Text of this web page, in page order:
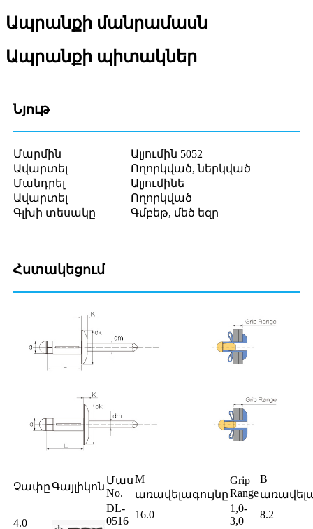
Ապրանքի մանրամասն
Ապրանքի պիտակներ
Նյութ
Մարմին
Ալյումին 5052
Ավարտել
Ողորկված, ներկված
Մանդրել
Ալյումինե
Ավարտել
Ողորկված
Գլխի տեսակը
Գմբեթ, մեծ եզր
Հստակեցում
ՉափըԳայլիկոն
Մաս
No.
M
Grip
Range
B
առավելագույնը
4.0
DL-
0516
16.0
1,0-
3,0
8.2